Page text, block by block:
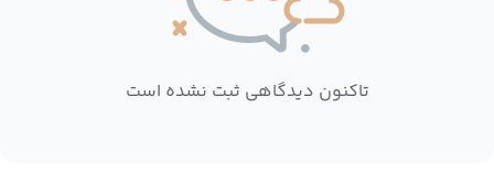
تاکنون دیدگاهی ثبت نشده است